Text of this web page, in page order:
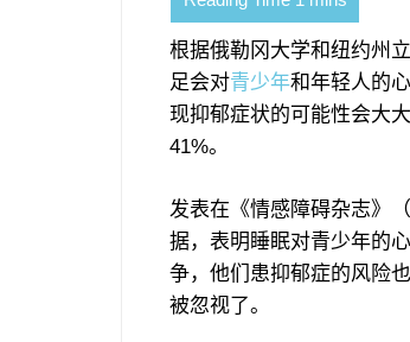
根据俄勒冈大学和纽约州
足会对青少年和年轻人的
现抑郁症状的可能性会大
41%。
发表在《情感障碍杂志》
据，表明睡眠对青少年的
争，他们患抑郁症的风险
被忽视了。